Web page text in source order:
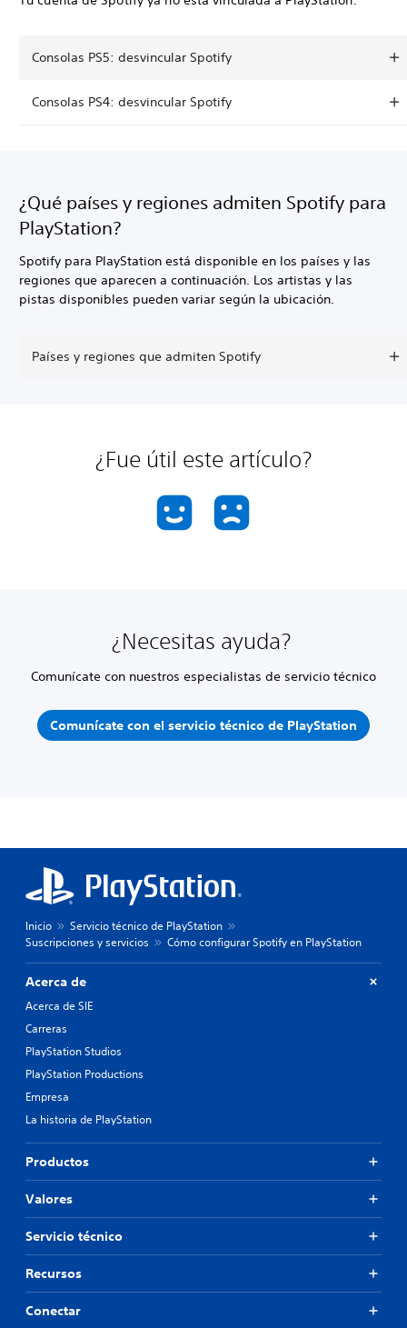
Consolas PS5: desvincular Spotify
Consolas PS4: desvincular Spotify
¿Qué países y regiones admiten Spotify para
PlayStation?
Spotify para PlayStation está disponible en los países y las
regiones que aparecen a continuación. Los artistas y las
pistas disponibles pueden variar según la ubicación.
Países y regiones que admiten Spotify
¿Fue útil este artículo?
¿Necesitas ayuda?
Comunícate con nuestros especialistas de servicio técnico
Comunícate con el servicio técnico de PlayStation
Inicio
Servicio técnico de PlayStation
Suscripciones y servicios
Cómo configurar Spotify en PlayStation
Acerca de
Acerca de SIE
Carreras
PlayStation Studios
PlayStation Productions
Empresa
La historia de PlayStation
Productos
Valores
Servicio técnico
Recursos
Conectar